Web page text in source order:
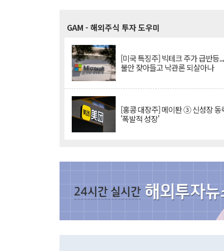
GAM - 해외주식 투자 도우미
[미국 특징주] 빅테크 주가 급반등
불안 잦아들고 낙관론 되살아나
[홍콩 대장주] 메이퇀 ③ 신성장 동
'폭발적 성장'